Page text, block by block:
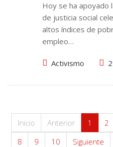
Hoy se ha apoyado
de justicia social
altos índices de
empleo…
Activismo
Inicio Anterior 1 2
8
9 10 Siguiente